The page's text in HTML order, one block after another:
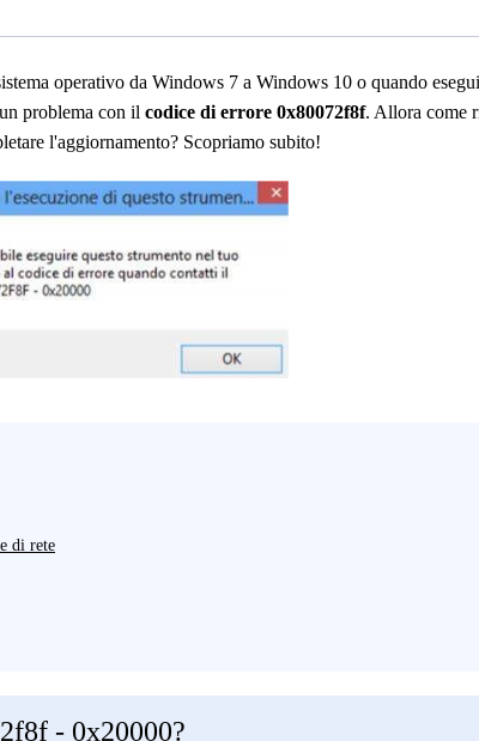
operativo da Windows 7 a Windows 10 o quando
problema con il codice di errore 0x80072f8f. Allora come
l'aggiornamento? Scopriamo subito!
di rete
- 0x20000?